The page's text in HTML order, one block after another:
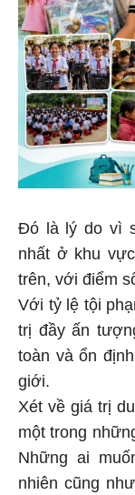
Đó là lý do vì
nhất ở khu
trên, với điểm
Với tỷ lệ tội
trị đầy ấn
toàn và ổn
giới.
Xét về giá trị
một trong
Những ai
nhiên cũng